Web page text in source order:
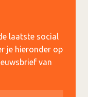
laatste social
je hieronder op
van